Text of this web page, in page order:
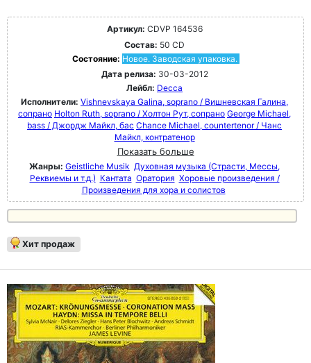
Артикул: CDVP 164536
Состав: 50 CD
Состояние: Новое. Заводская упаковка.
Дата релиза: 30-03-2012
Лейбл: Decca
Исполнители: Vishnevskaya Galina, soprano / Вишневская Галина,
сопрано Holton Ruth, soprano / Холтон Рут, сопрано George Michael,
bass / Джордж Майкл, бас Chance Michael, countertenor / Чанс
Майкл, контратенор
Показать больше
Жанры: Geistliche Musik Духовная музыка (Страсти, Мессы,
Реквиемы и т.д.) Кантата Оратория Хоровые произведения /
Произведения для хора и солистов
Хит продаж